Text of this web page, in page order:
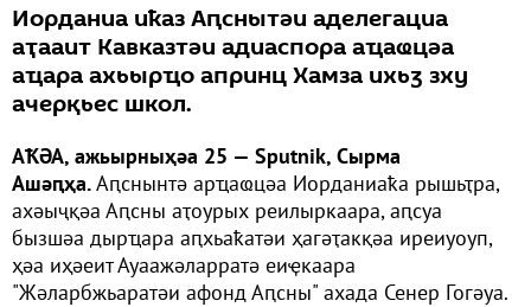
Иорданиа иҟаз Аԥснытәи аделегациа
аҭааит Кавказтәи адиаспора аҵаҩцәа
аҵара ахьырҵо апринц Хамза ихьӡ зху
ачерқьес школ.
АҞӘА, ажьырныҳәа 25 — Sputnik, Сырма
Ашәԥҳа.Аԥснынтә арҵаҩцәа Иорданиаҟа рышьҭра,
ахәыҷқәа Аԥсны аҭоурых реилыркаара, аԥсуа
бызшәа дырҵара аԥхьаҟатәи ҳагәҭакқәа иреиуоуп,
ҳәа иҳәеит Ауаажәларратә еиҿкаара
"Жәларбжьаратәи афонд Аԥсны" ахада Сенер Гогәуа.